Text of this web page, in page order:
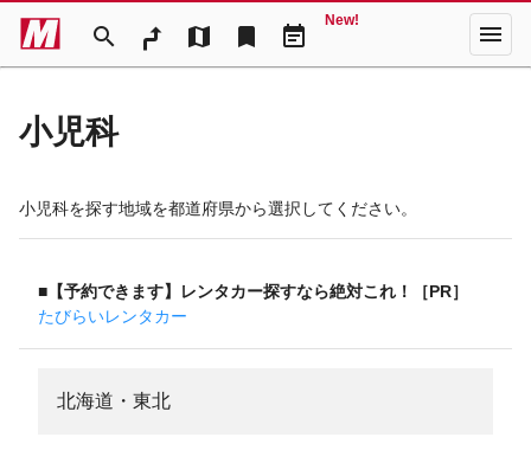
search map bookmark event_note
New! menu
小児科
小児科を探す地域を都道府県から選択してください。
■【予約できます】レンタカー探すなら絶対これ！［PR］
たびらいレンタカー
北海道・東北